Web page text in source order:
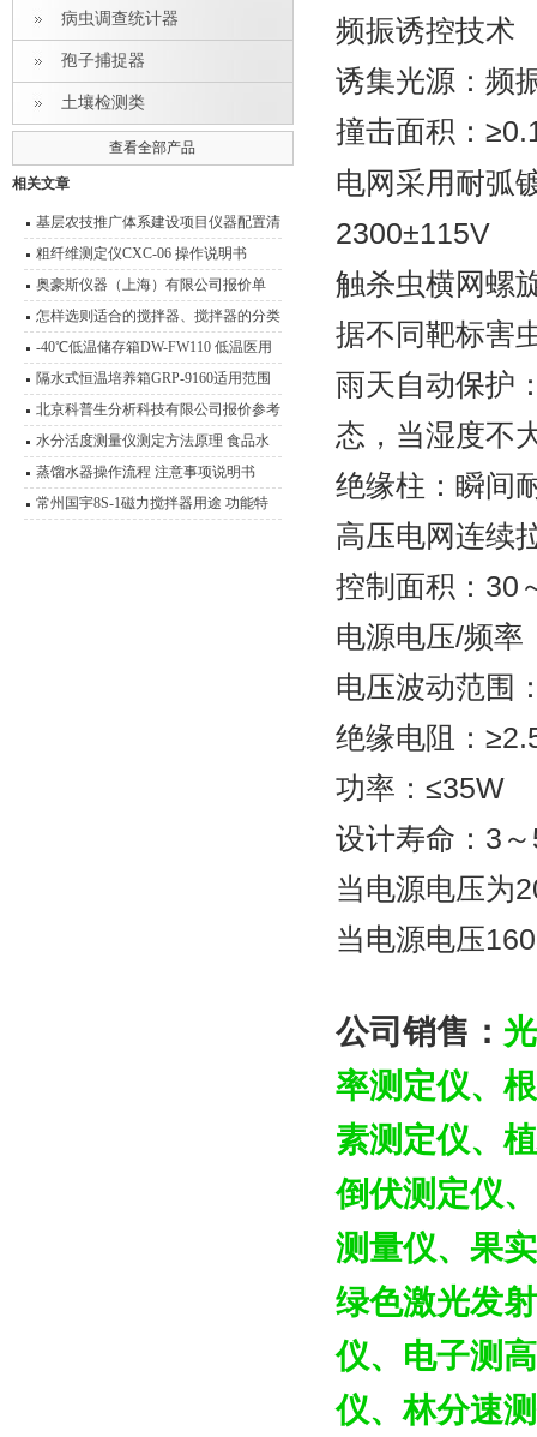
病虫调查统计器
孢子捕捉器
土壤检测类
查看全部产品
相关文章
基层农技推广体系建设项目仪器配置清
单
粗纤维测定仪CXC-06 操作说明书
奥豪斯仪器（上海）有限公司报价单
怎样选则适合的搅拌器、搅拌器的分类
型号 功能介绍
-40℃低温储存箱DW-FW110 低温医用
冰箱技术说明
隔水式恒温培养箱GRP-9160适用范围
北京科普生分析科技有限公司报价参考
水分活度测量仪测定方法原理 食品水
分活度测量说明
蒸馏水器操作流程 注意事项说明书
常州国宇8S-1磁力搅拌器用途 功能特
频振诱控技术
诱集光源：频
撞击面积：
电网采用耐弧
2300±115V
触杀虫横网螺
据不同靶标害
雨天自动保护
态，当湿度不
绝缘柱：瞬间
高压电网连续
控制面积：30
电源电压/频
电压波动范围
绝缘电阻：
功率：≤35W
设计寿命：3
当电源电压为
当电源电压
公司销售：
率测定仪、
素测定仪、
倒伏测定仪
测量仪、果
绿色激光发
仪、电子测
仪、林分速